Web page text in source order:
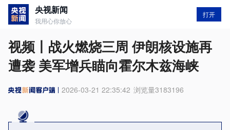
央视新闻
我用心你放心
打开
视频丨战火燃烧三周 伊朗核设施再
遭袭 美军增兵瞄向霍尔木兹海峡
2026-03-21 22:35:42 浏览量3183196